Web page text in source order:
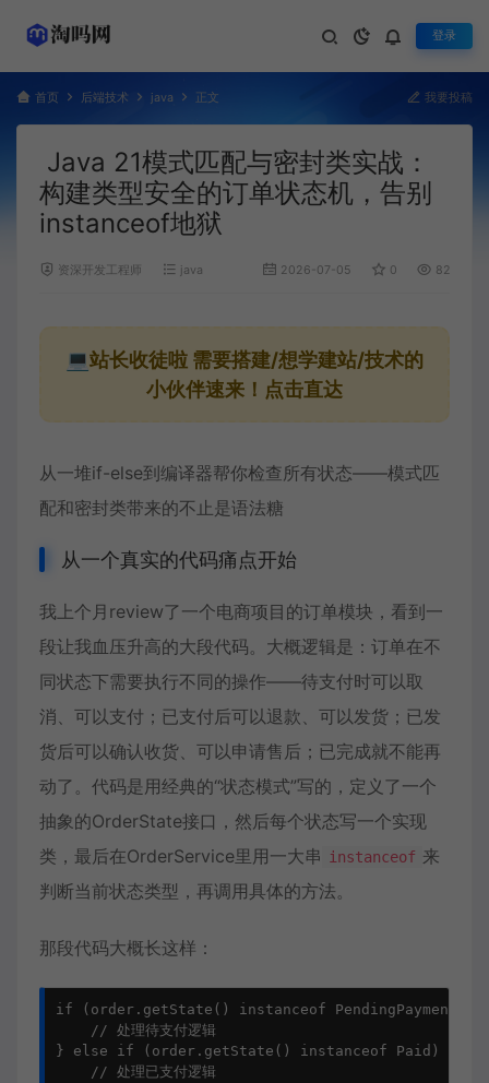
登录
首页 后端技术 java 正文 我要投稿
Java 21模式匹配与密封类实战：
构建类型安全的订单状态机，告别
instanceof地狱
资深开发工程师 java 2026-07-05 0 829
💻站长收徒啦 需要搭建/想学建站/技术的
小伙伴速来！点击直达
从一堆if-else到编译器帮你检查所有状态——模式匹
配和密封类带来的不止是语法糖
从一个真实的代码痛点开始
我上个月review了一个电商项目的订单模块，看到一
段让我血压升高的大段代码。大概逻辑是：订单在不
同状态下需要执行不同的操作——待支付时可以取
消、可以支付；已支付后可以退款、可以发货；已发
货后可以确认收货、可以申请售后；已完成就不能再
动了。代码是用经典的“状态模式”写的，定义了一个
抽象的OrderState接口，然后每个状态写一个实现
类，最后在OrderService里用一大串
instanceof 来
判断当前状态类型，再调用具体的方法。
那段代码大概长这样：
if (order.getState() instanceof PendingPayment) {
    // 处理待支付逻辑
} else if (order.getState() instanceof Paid) {
    // 处理已支付逻辑